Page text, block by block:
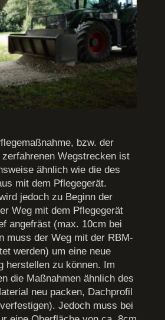
bzw. der
zerfahrenen Wegstrecken ist
ähnlich wie die des
mit dem Pflegegerät.
jedoch zu Beginn der
Weg mit dem Pflegegerät
angefräst (max. 10cm bei
muss der Weg mit der RBM-
werden) um eine neue
herstellen zu können. Im
die Maßnahmen ähnlich des
neu packen, Dachprofil
Jedoch muss bei